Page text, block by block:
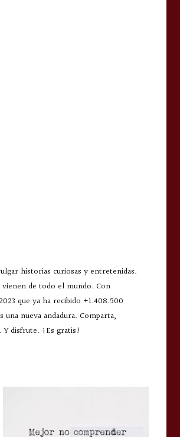
historias curiosas y entretenidas.
vienen de todo el mundo. Con
que ya ha recibido +1.408.500
nueva andadura. Comparta,
Y disfrute. ¡Es gratis!